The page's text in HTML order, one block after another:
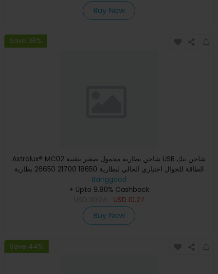
Buy Now
Save 36%
Astrolux® MC02 شاحن بطارية محمول صغير بتقنية USB شاحن بنك
الطاقة للجوال اختياري الحالي لبطارية 18650 21700 26650 بطارية
Banggood
+ Upto 9.80% Cashback
USD 10.27
Buy Now
Save 44%